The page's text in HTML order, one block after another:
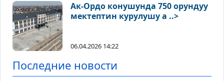
Ак-Ордо конушунда 750 орундуу
мектептин курулушу а ..>
06.04.2026 14:22
Последние новости